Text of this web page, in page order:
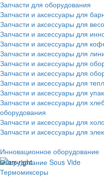
Запчасти для оборудования
Запчасти и аксессуары для
Запчасти и аксессуары для
Запчасти и аксессуары для
Запчасти и аксессуары для
Запчасти и аксессуары для
Запчасти и аксессуары для
Запчасти и аксессуары для
Запчасти и аксессуары для
Запчасти и аксессуары для
Запчасти и аксессуары для
оборудования
Запчасти и аксессуары для
Запчасти и аксессуары для
Инновационное оборудование
Оборудование Sous Vide
Термомиксеры